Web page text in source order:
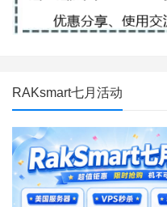
RAKsmart七月活动